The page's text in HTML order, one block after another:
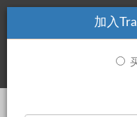
看起來你不是
百萬的進口商和出口
加入